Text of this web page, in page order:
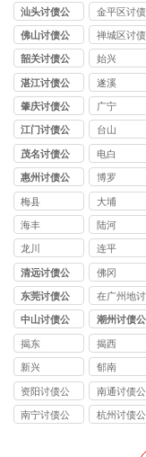
司
公司
汕头讨债公
司
金平区讨债
公司
佛山讨债公
司
禅城区讨债
公司
韶关讨债公
司
始兴
湛江讨债公
司
遂溪
肇庆讨债公
司
广宁
江门讨债公
司
台山
茂名讨债公
司
电白
惠州讨债公
司
博罗
梅县 大埔
海丰 陆河
龙川 连平
清远讨债公
司
佛冈
东莞讨债公
司
在广州地讨
债公司
中山讨债公
司
潮州讨债公
司
揭东 揭西
新兴 郁南
资阳讨债公
司
南通讨债公
司如何处理
南宁讨债公
杭州讨债公